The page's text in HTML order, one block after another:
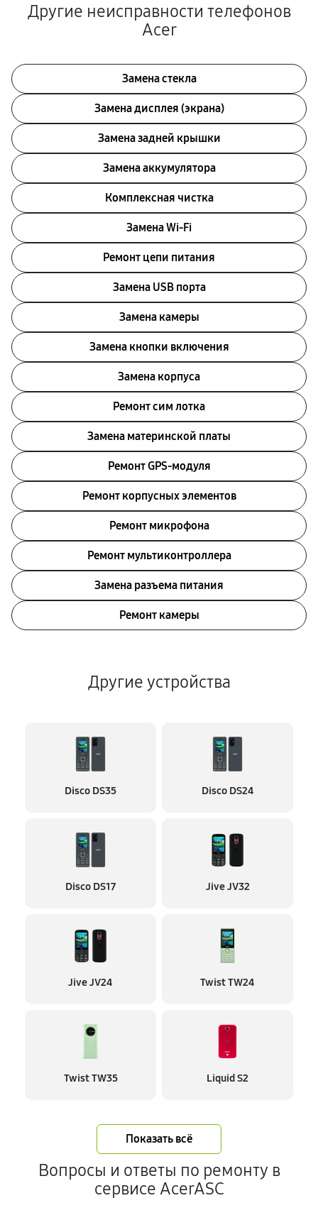
Другие неисправности телефонов
Acer
Замена стекла
Замена дисплея (экрана)
Замена задней крышки
Замена аккумулятора
Комплексная чистка
Замена Wi-Fi
Ремонт цепи питания
Замена USB порта
Замена камеры
Замена кнопки включения
Замена корпуса
Ремонт сим лотка
Замена материнской платы
Ремонт GPS-модуля
Ремонт корпусных элементов
Ремонт микрофона
Ремонт мультиконтроллера
Замена разъема питания
Ремонт камеры
Другие устройства
Disco DS35 Disco DS24
Disco DS17 Jive JV32
Jive JV24 Twist TW24
Twist TW35 Liquid S2
Показать всё
Вопросы и ответы по ремонту в
сервисе AcerASC